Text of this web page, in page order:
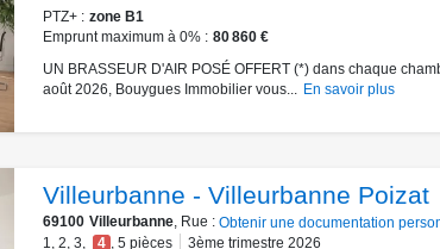
PTZ+
zone B1
Emprunt maximum à 0%
80 860 €
UN BRASSEUR D'AIR POSÉ OFFERT (*) dans chaque
août 2026, Bouygues Immobilier vous... En savoir plus
Villeurbanne - Villeurbanne Poizat
69100 Villeurbanne, Rue : Obtenir une documentation
1
2 3 4 , 5 pièces 3ème trimestre 2026